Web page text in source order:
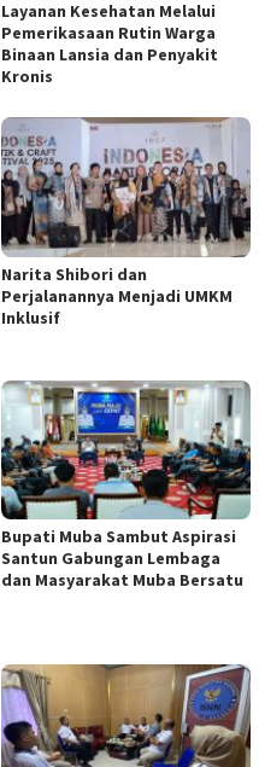
Layanan Kesehatan Melalui
Pemerikasaan Rutin Warga
Binaan Lansia dan Penyakit
Kronis
Narita Shibori dan
Perjalanannya Menjadi UMKM
Inklusif
Bupati Muba Sambut Aspirasi
Santun Gabungan Lembaga
dan Masyarakat Muba Bersatu